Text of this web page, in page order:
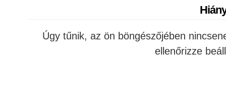
Úgy tűnik, az ön böngészőjében
ellenőrizze